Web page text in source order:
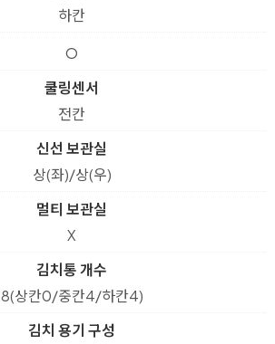
하칸
O
쿨링센서
전칸
신선 보관실
상(좌)/상(우)
멀티 보관실
X
김치통 개수
8(상칸0/중칸4/하칸4)
김치 용기 구성